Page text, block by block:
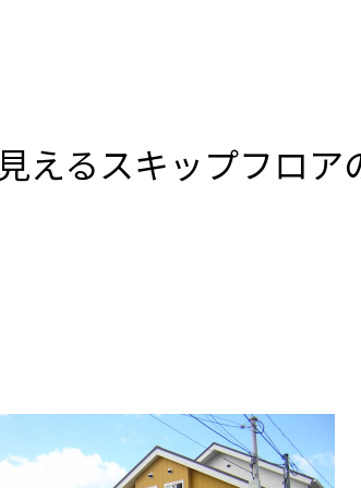
えるスキップフロア